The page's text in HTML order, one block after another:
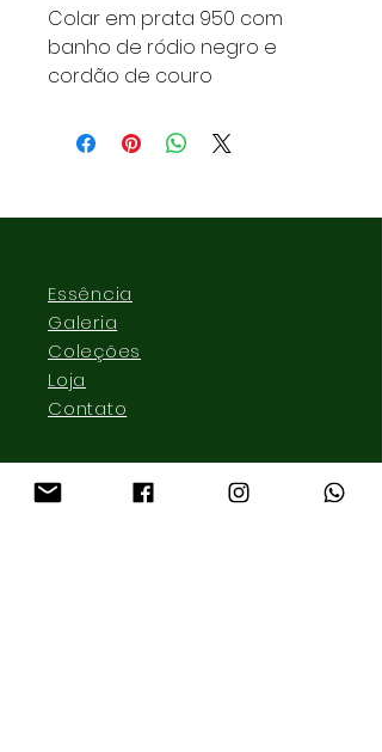
Colar em prata 950 com
banho de ródio negro e
cordão de couro
Essência
Galeria
Coleções
Loja
Contato
lmonteirojoias@gmail.com